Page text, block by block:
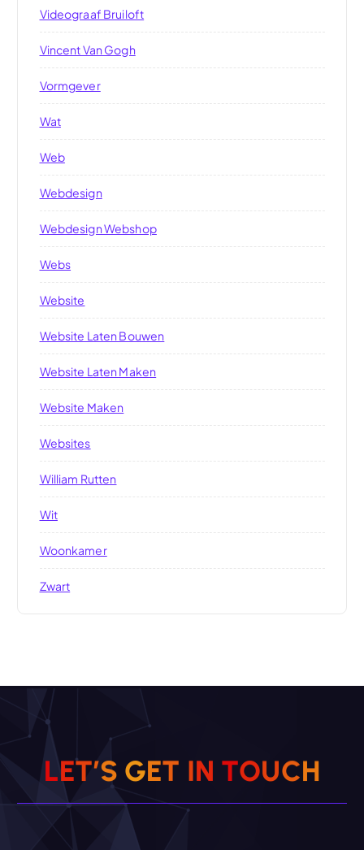
Videograaf Bruiloft
Vincent Van Gogh
Vormgever
Wat
Web
Webdesign
Webdesign Webshop
Webs
Website
Website Laten Bouwen
Website Laten Maken
Website Maken
Websites
William Rutten
Wit
Woonkamer
Zwart
LET’S GET IN TOUCH